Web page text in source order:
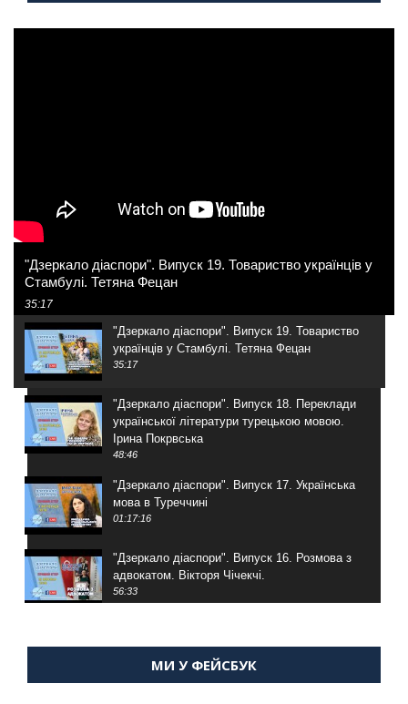
"Дзеркало діаспори". Випуск 19. Товариство українців у
Стамбулі. Тетяна Фецан
35:17
"Дзеркало діаспори". Випуск 19. Товариство
українців у Стамбулі. Тетяна Фецан
35:17
"Дзеркало діаспори". Випуск 18. Переклади
української літератури турецькою мовою.
Ірина Покрвська
48:46
"Дзеркало діаспори". Випуск 17. Українська
мова в Туреччині
01:17:16
"Дзеркало діаспори". Випуск 16. Розмова з
адвокатом. Вікторя Чічекчі.
56:33
Мухарський про життя в Туреччині
МИ У ФЕЙСБУК